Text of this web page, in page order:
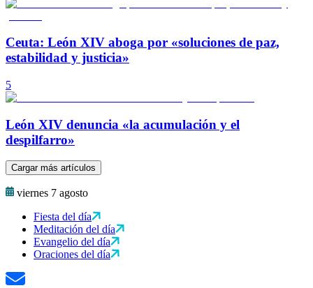
Ceuta: León XIV aboga por «soluciones de paz,
estabilidad y justicia»
5
León XIV denuncia «la acumulación y el
despilfarro»
Cargar más artículos
viernes 7 agosto
Fiesta del día
Meditación del día
Evangelio del día
Oraciones del día